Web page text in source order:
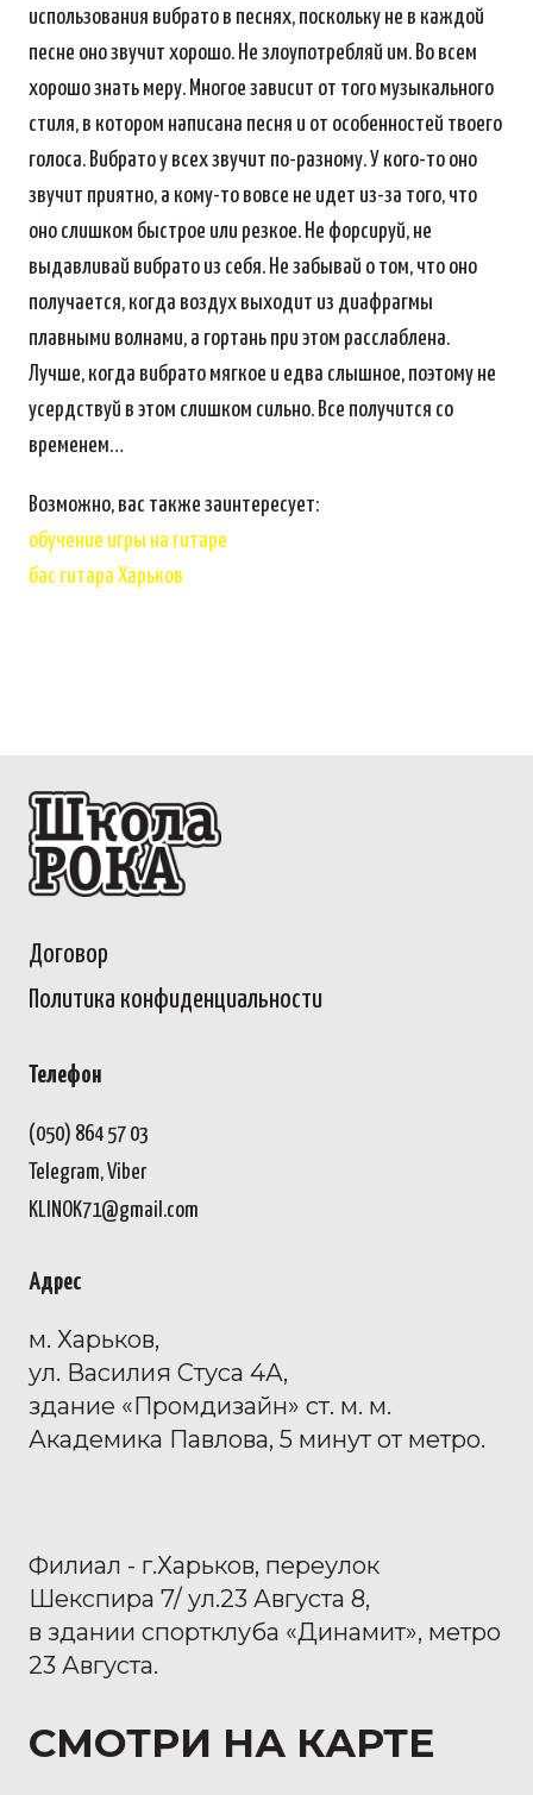
использования вибрато в песнях, поскольку не в каждой
песне оно звучит хорошо. Не злоупотребляй им. Во всем
хорошо знать меру. Многое зависит от того музыкального
стиля, в котором написана песня и от особенностей твоего
голоса. Вибрато у всех звучит по-разному. У кого-то оно
звучит приятно, а кому-то вовсе не идет из-за того, что
оно слишком быстрое или резкое. Не форсируй, не
выдавливай вибрато из себя. Не забывай о том, что оно
получается, когда воздух выходит из диафрагмы
плавными волнами, а гортань при этом расслаблена.
Лучше, когда вибрато мягкое и едва слышное, поэтому не
усердствуй в этом слишком сильно. Все получится со
временем…
Возможно, вас также заинтересует:
обучение игры на гитаре
бас гитара Харьков
Договор
Политика конфиденциальности
Телефон
(050) 864 57 03
Telegram, Viber
KLINOK71@gmail.com
Адрес
м. Харьков,
ул. Василия Стуса 4А,
здание «Промдизайн» ст. м. м.
Академика Павлова, 5 минут от метро.
Филиал - г.Харьков, переулок
Шекспира 7/ ул.23 Августа 8,
в здании спортклуба «Динамит», метро
23 Августа.
СМОТРИ НА КАРТЕ